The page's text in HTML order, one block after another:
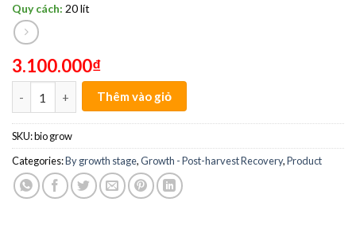
Quy cách: 20 lít
3.100.000₫
Bio Grow quantityThêm vào giỏ
SKU:bio grow
Categories:By growth stage,Growth - Post-harvest Recovery,Product